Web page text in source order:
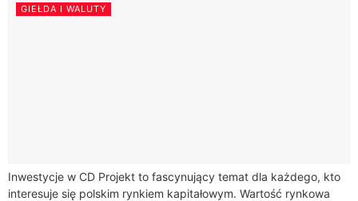
GIEŁDA I WALUTY
Inwestycje w CD Projekt to fascynujący temat dla każdego, kto
interesuje się polskim rynkiem kapitałowym. Wartość rynkowa